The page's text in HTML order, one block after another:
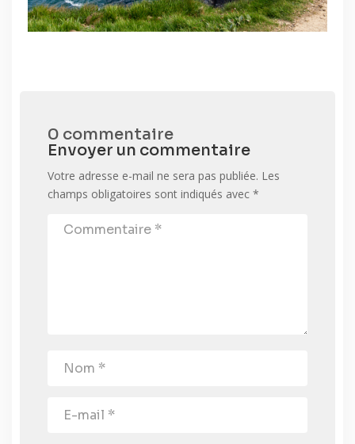
0 commentaire
Envoyer un commentaire
Votre adresse e-mail ne sera pas publiée. Les
champs obligatoires sont indiqués avec *